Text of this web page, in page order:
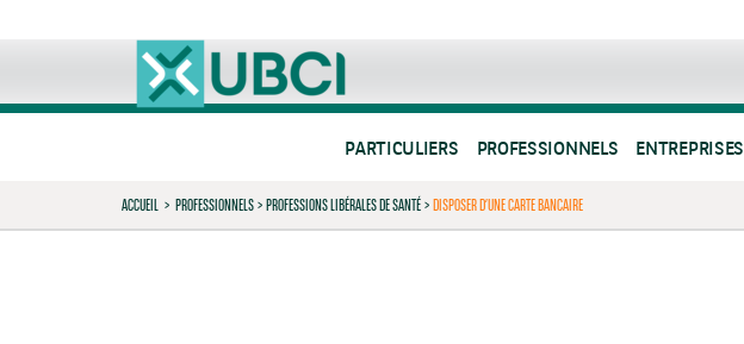
PARTICULIERS PROFESSIONNELS ENTREPRISES
ACCUEIL > PROFESSIONNELS>PROFESSIONS LIBÉRALES DE SANTÉ>DISPOSER D’UNE CARTE BANCAIRE